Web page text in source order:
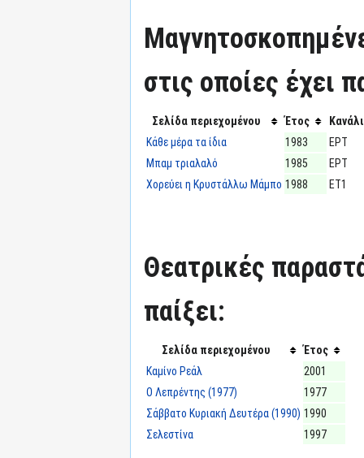
στις οποίες έχει
Σελίδα περιεχομένου Έτος
Κανάλι
Κάθε μέρα τα ίδια
1983
ΕΡΤ
Μπαμ τριαλαλό
1985
ΕΡΤ
Χορεύει η Κρυστάλλω Μάμπο 1988 ΕΤ1
Θεατρικές
παίξει:
Σελίδα περιεχομένου
Έτος
Καμίνο Ρεάλ
2001
Ο Λεπρέντης (1977)
1977
Σάββατο Κυριακή Δευτέρα (1990) 1990
Σελεστίνα
1997